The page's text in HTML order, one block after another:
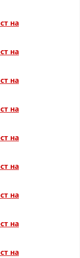
на
на
на
на
на
на
на
на
на